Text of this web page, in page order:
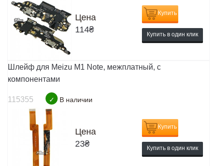
Цена
114₴
Купить
Купить в один клик
Шлейф для Meizu M1 Note, межплатный, с
компонентами
115355 ✓ В наличии
Цена
23₴
Купить
Купить в один клик